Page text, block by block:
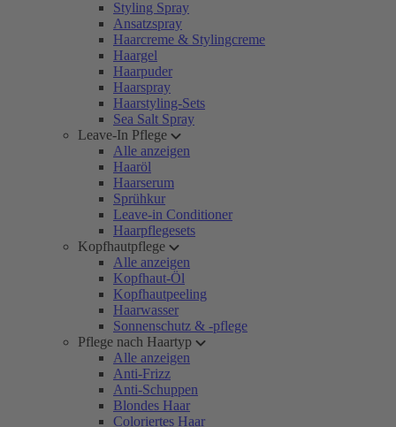
Styling Spray
Ansatzspray
Haarcreme & Stylingcreme
Haargel
Haarpuder
Haarspray
Haarstyling-Sets
Sea Salt Spray
Leave-In Pflege
Alle anzeigen
Haaröl
Haarserum
Sprühkur
Leave-in Conditioner
Haarpflegesets
Kopfhautpflege
Alle anzeigen
Kopfhaut-Öl
Kopfhautpeeling
Haarwasser
Sonnenschutz & -pflege
Pflege nach Haartyp
Alle anzeigen
Anti-Frizz
Anti-Schuppen
Blondes Haar
Coloriertes Haar